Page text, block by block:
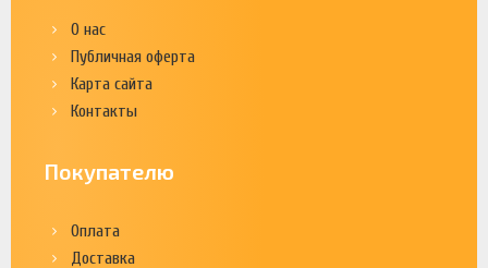
О нас
Публичная оферта
Карта сайта
Контакты
Покупателю
Оплата
Доставка